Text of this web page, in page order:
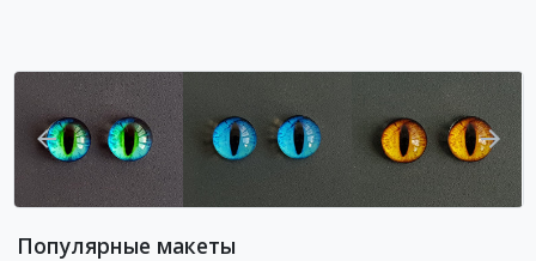
Популярные макеты